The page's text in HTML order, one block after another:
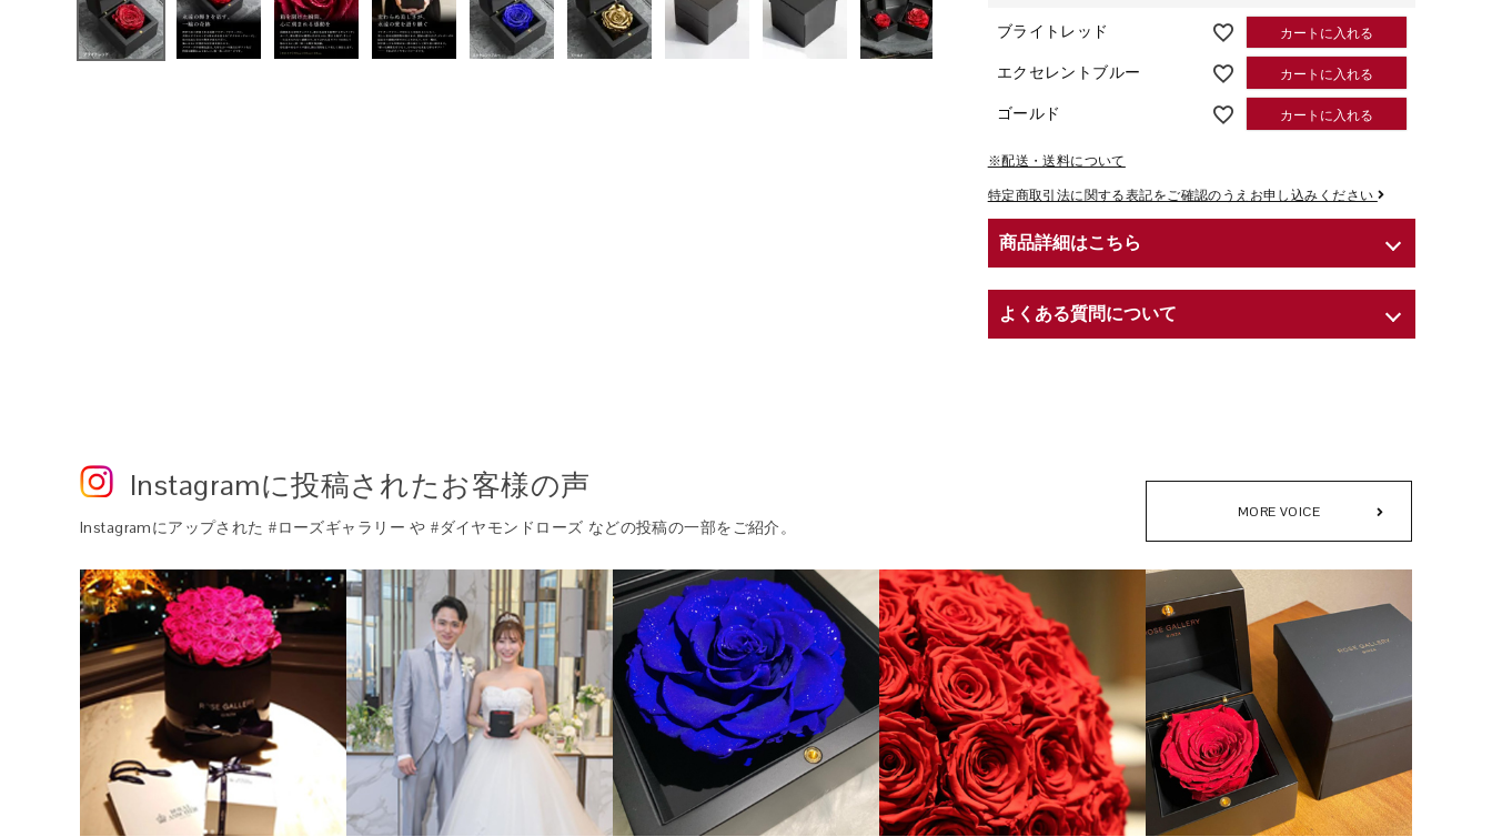
ブライトレッド カートに入れる
エクセレントブルー カートに入れる
ゴールド カートに入れる
※配送・送料について
特定商取引法に関する表記をご確認のうえお申し込みください
商品詳細はこちら
商品紹介
６営業日〜10営業日でのお届け
永遠の輝きを宿す、一輪の奇跡
世界で高く評価される高級プリザーブドローズに、天然の
よくある質問について
とで、色鮮やかで瑞々しい花姿を、長期間そのままに愉し
めるよう仕立てた特別な花。それがプリザーブドフラワー
Q. 「タイムレスローズ」とは？
A. 世界最高級のプリザーブドローズ「アモローサ®」の中
から、ローズギャラリーがさらに厳選した、生命力と美し
さを湛える特別な一輪だけに与えられる称号──それが「タ
イムレスローズ」です。
その名には「時代を超えて咲き続ける、普遍的な美しさ」
という意味が込められています。
Q. このバラは本物ですか？
Instagramに投稿されたお客様の声
Instagram にアップされた #ローズギャラリー や #ダイヤモンドローズ などの投稿の一部をご紹介。
MORE VOICE